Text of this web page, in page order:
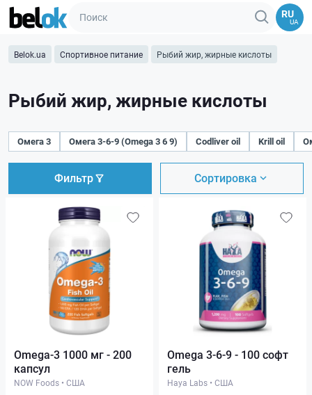
RU
UA
Belok.ua Спортивное питание Рыбий жир, жирные кислоты
Рыбий жир, жирные кислоты
Омега 3 Омега 3-6-9 (Omega 3 6 9) Codliver oil Krill oil
Фильтр Сортировка
Omega-3 1000 мг - 200
капсул
NOW Foods • США
Omega 3-6-9 - 100 софт
гель
Haya Labs • США